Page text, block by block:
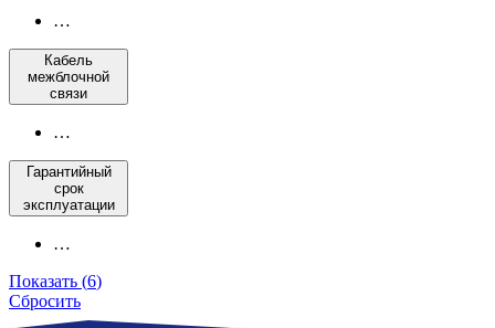
…
Кабель
межблочной
связи
…
Гарантийный
срок
эксплуатации
…
Показать (6)
Сбросить